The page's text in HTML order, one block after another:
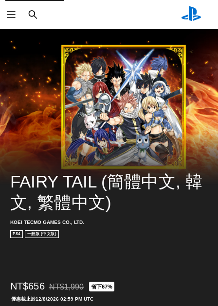
搜
尋
FAIRY TAIL (簡體中文, 韓
文, 繁體中文)
KOEI TECMO GAMES CO., LTD.
PS4 一般版 (中文版)
NT$656 折扣前原價為NT$1,990
NT$1,990 省下67%
優惠截止於12/8/2026 02:59 PM UTC